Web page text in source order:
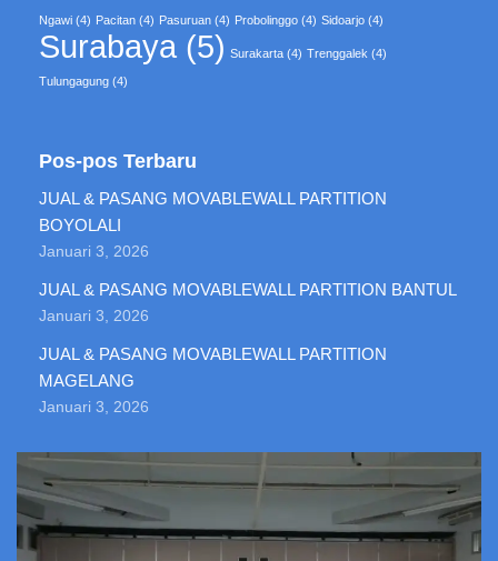
Ngawi (4) Pacitan (4) Pasuruan (4) Probolinggo (4) Sidoarjo (4)
Surabaya (5) Surakarta (4) Trenggalek (4)
Tulungagung (4)
Pos-pos Terbaru
JUAL & PASANG MOVABLEWALL PARTITION
BOYOLALI
Januari 3, 2026
JUAL & PASANG MOVABLEWALL PARTITION BANTUL
Januari 3, 2026
JUAL & PASANG MOVABLEWALL PARTITION
MAGELANG
Januari 3, 2026